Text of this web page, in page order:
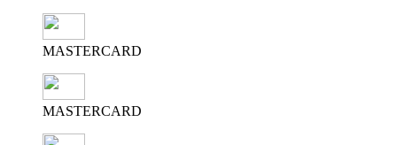
MASTERCARD
MASTERCARD